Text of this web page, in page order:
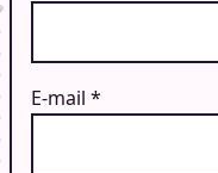
E-mail *